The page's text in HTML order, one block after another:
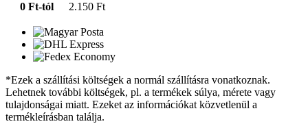
0 Ft-tól
2.150 Ft
*Ezek a szállítási költségek a normál szállításra vonatkoznak.
Lehetnek további költségek, pl. a termékek súlya, mérete vagy
tulajdonságai miatt. Ezeket az információkat közvetlenül a
termékleírásban találja.